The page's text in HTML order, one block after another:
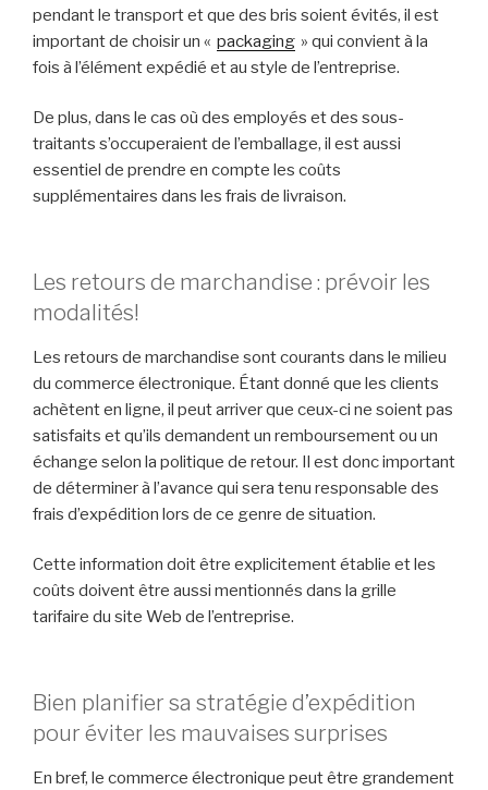
pendant le transport et que des bris soient évités, il est
important de choisir un « packaging » qui convient à la
fois à l’élément expédié et au style de l’entreprise.
De plus, dans le cas où des employés et des sous-
traitants s’occuperaient de l’emballage, il est aussi
essentiel de prendre en compte les coûts
supplémentaires dans les frais de livraison.
Les retours de marchandise : prévoir les
modalités!
Les retours de marchandise sont courants dans le milieu
du commerce électronique. Étant donné que les clients
achètent en ligne, il peut arriver que ceux-ci ne soient pas
satisfaits et qu’ils demandent un remboursement ou un
échange selon la politique de retour. Il est donc important
de déterminer à l’avance qui sera tenu responsable des
frais d’expédition lors de ce genre de situation.
Cette information doit être explicitement établie et les
coûts doivent être aussi mentionnés dans la grille
tarifaire du site Web de l’entreprise.
Bien planifier sa stratégie d’expédition
pour éviter les mauvaises surprises
En bref, le commerce électronique peut être grandement